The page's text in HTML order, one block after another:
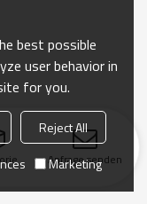
Anfrage senden
best possible
user behavior in
for you.
Reject All
Marketing